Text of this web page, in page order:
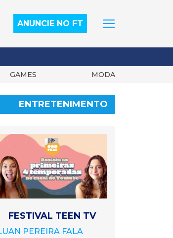
ANUNCIE NO FT
GAMES MODA
ENTRETENIMENTO
FESTIVAL TEEN TV
PEREIRA FALA